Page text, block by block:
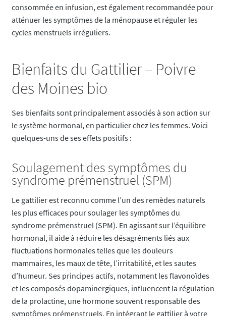
consommée en infusion, est également recommandée pour
atténuer les symptômes de la ménopause et réguler les
cycles menstruels irréguliers.
Bienfaits du Gattilier – Poivre
des Moines bio
Ses bienfaits sont principalement associés à son action sur
le système hormonal, en particulier chez les femmes. Voici
quelques-uns de ses effets positifs :
Soulagement des symptômes du
syndrome prémenstruel (SPM)
Le gattilier est reconnu comme l’un des remèdes naturels
les plus efficaces pour soulager les symptômes du
syndrome prémenstruel (SPM). En agissant sur l’équilibre
hormonal, il aide à réduire les désagréments liés aux
fluctuations hormonales telles que les douleurs
mammaires, les maux de tête, l’irritabilité, et les sautes
d’humeur. Ses principes actifs, notamment les flavonoïdes
et les composés dopaminergiques, influencent la régulation
de la prolactine, une hormone souvent responsable des
symptômes prémenstruels. En intégrant le gattilier à votre